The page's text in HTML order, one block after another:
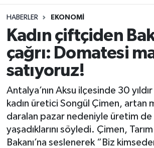
HABERLER EKONOMİ
Kadın çiftçiden
çağrı: Domatesi
satıyoruz!
Antalya’nın Aksu ilçesinde 30
kadın üretici Songül Çimen, artan
daralan pazar nedeniyle üretim
yaşadıklarını söyledi. Çimen,
Bakanı’na seslenerek “Biz
Son Dakika Haberleri
Haber Arşivi